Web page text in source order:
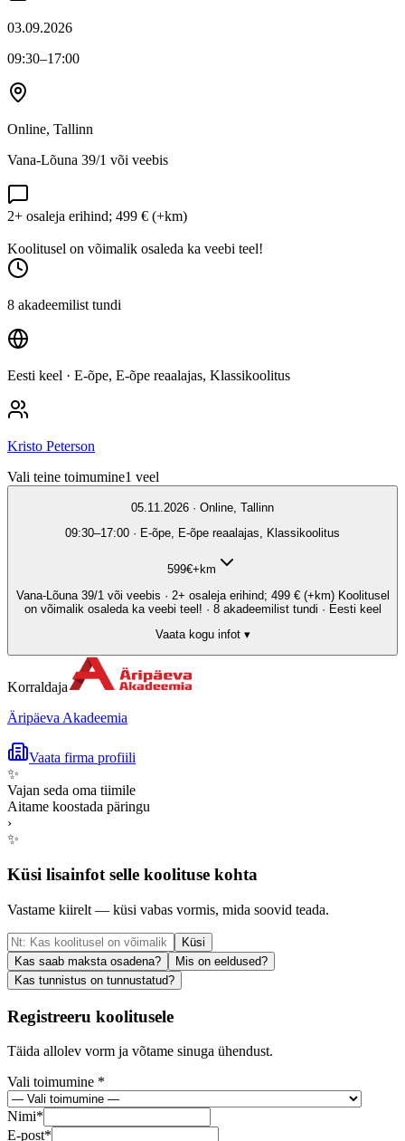
03.09.2026
09:30–17:00
Online, Tallinn
Vana-Lõuna 39/1 või veebis
2+ osaleja erihind; 499 € (+km)
Koolitusel on võimalik osaleda ka veebi teel!
8 akadeemilist tundi
Eesti keel · E-õpe, E-õpe reaalajas, Klassikoolitus
Kristo Peterson
Vali teine toimumine1 veel
05.11.2026 · Online, Tallinn
09:30–17:00 · E-õpe, E-õpe reaalajas, Klassikoolitus
599€+km
Vana-Lõuna 39/1 või veebis · 2+ osaleja erihind; 499 € (+km) Koolitusel
on võimalik osaleda ka veebi teel! · 8 akadeemilist tundi · Eesti keel
Vaata kogu infot ▾
Korraldaja
Äripäeva Akadeemia
Vaata firma profiili
✨
Vajan seda oma tiimile
Aitame koostada päringu
›
✨
Küsi lisainfot selle koolituse kohta
Vastame kiirelt — küsi vabas vormis, mida soovid teada.
Küsi
Kas saab maksta osadena?
Mis on eeldused?
Kas tunnistus on tunnustatud?
Registreeru koolitusele
Täida allolev vorm ja võtame sinuga ühendust.
Vali toimumine *
Nimi*
E-post*